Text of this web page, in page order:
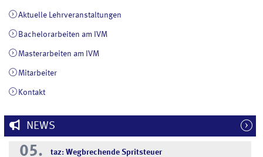
Aktuelle Lehrveranstaltungen
Bachelorarbeiten am IVM
Masterarbeiten am IVM
Mitarbeiter
Kontakt
NEWS
05. taz: Wegbrechende Spritsteuer